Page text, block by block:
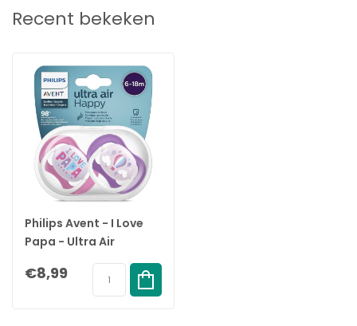
Recent bekeken
Philips Avent - I Love
Papa - Ultra Air
Fopspeen - 6-18 mnd -
2 stuks
€8,99